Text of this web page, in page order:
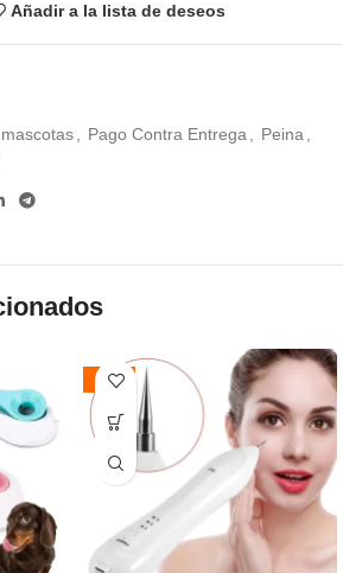
Añadir a la lista de deseos
mascotas Pago Contra Entrega Peina
-47%